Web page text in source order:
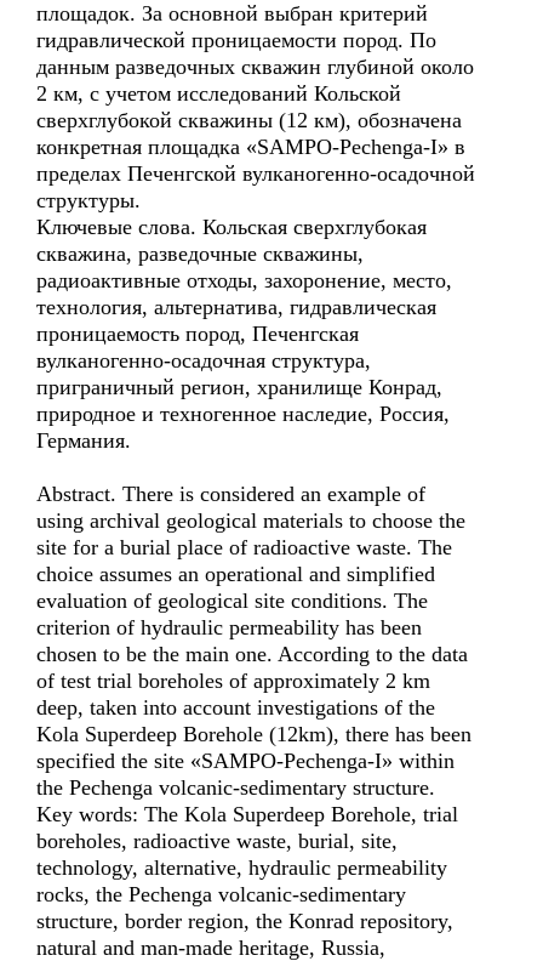
площадок. За основной выбран критерий
гидравлической проницаемости пород. По
данным разведочных скважин глубиной около
2 км, с учетом исследований Кольской
сверхглубокой скважины (12 км), обозначена
конкретная площадка «SAMPO-Pechenga-I» в
пределах Печенгской вулканогенно-осадочной
структуры.
Ключевые слова. Кольская сверхглубокая
скважина, разведочные скважины,
радиоактивные отходы, захоронение, место,
технология, альтернатива, гидравлическая
проницаемость пород, Печенгская
вулканогенно-осадочная структура,
приграничный регион, хранилище Конрад,
природное и техногенное наследие, Россия,
Германия.
Abstract. There is considered an example of
using archival geological materials to choose the
site for a burial place of radioactive waste. The
choice assumes an operational and simplified
evaluation of geological site conditions. The
criterion of hydraulic permeability has been
chosen to be the main one. According to the data
of test trial boreholes of approximately 2 km
deep, taken into account investigations of the
Kola Superdeep Borehole (12km), there has been
specified the site «SAMPO-Pechenga-I» within
the Pechenga volcanic-sedimentary structure.
Key words: The Kola Superdeep Borehole, trial
boreholes, radioactive waste, burial, site,
technology, alternative, hydraulic permeability
rocks, the Pechenga volcanic-sedimentary
structure, border region, the Konrad repository,
natural and man-made heritage, Russia,